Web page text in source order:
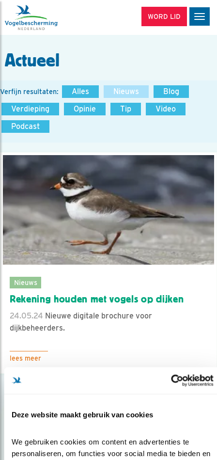
Deze website maakt gebruik van cookies
We gebruiken cookies om content en advertenties te
personaliseren, om functies voor social media te bieden en
WORD LID
Actueel
Verfijn resultaten: Alles Nieuws
Blog
Verdieping
Opinie Tip
Video
Podcast
Nieuws
Rekening houden met vogels op dijken
24.05.24 Nieuwe digitale brochure voor
dijkbeheerders.
lees meer